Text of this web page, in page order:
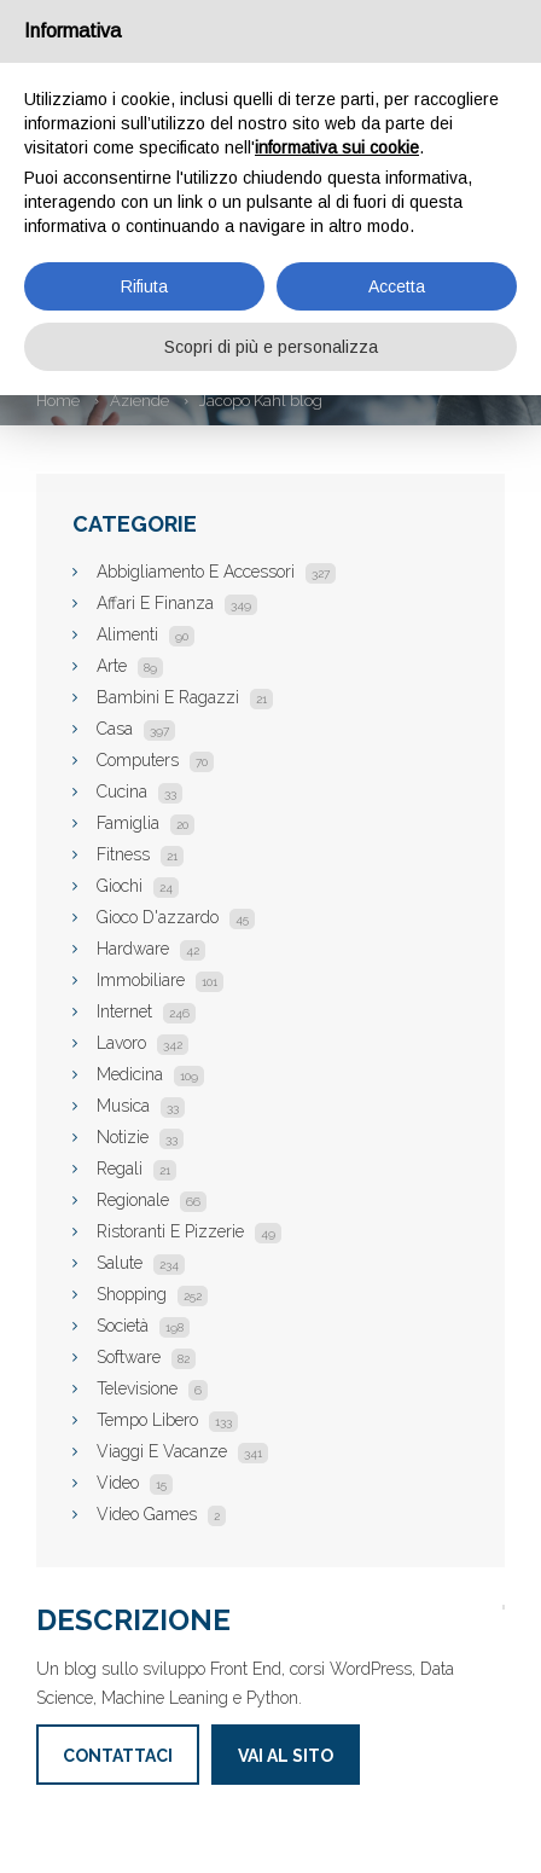
JACOPO KAHL
BLOG
Home Aziende Jacopo Kahl blog
CATEGORIE
Abbigliamento E Accessori 327
Affari E Finanza 349
Alimenti 90
Arte 89
Bambini E Ragazzi 21
Casa 397
Computers 70
Cucina 33
Famiglia 20
Fitness 21
Giochi 24
Gioco D'azzardo 45
Hardware 42
Immobiliare 101
Internet 246
Lavoro 342
Medicina 109
Musica 33
Notizie 33
Regali 21
Regionale 66
Ristoranti E Pizzerie 49
Salute 234
Shopping 252
Società 198
Software 82
Televisione 6
Tempo Libero 133
Viaggi E Vacanze 341
Video 15
Video Games 2
DESCRIZIONE
Un blog sullo sviluppo Front End, corsi WordPress, Data
Science, Machine Leaning e Python.
CONTATTACI VAI AL SITO
Informativa
Utilizziamo i cookie, inclusi quelli di terze parti, per raccogliere
informazioni sull’utilizzo del nostro sito web da parte dei
visitatori come specificato nell'informativa sui cookie.
Puoi acconsentirne l'utilizzo chiudendo questa informativa,
interagendo con un link o un pulsante al di fuori di questa
informativa o continuando a navigare in altro modo.
Rifiuta Accetta
Scopri di più e personalizza